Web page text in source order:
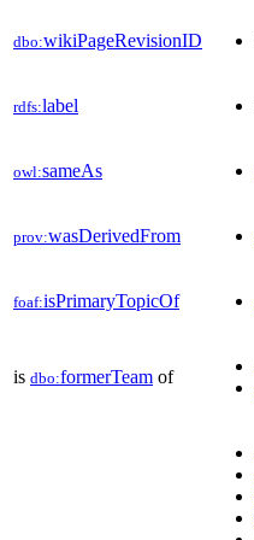
dbo:wikiPageRevisionID
rdfs:label
owl:sameAs
prov:wasDerivedFrom
foaf:isPrimaryTopicOf
is dbo:formerTeam of